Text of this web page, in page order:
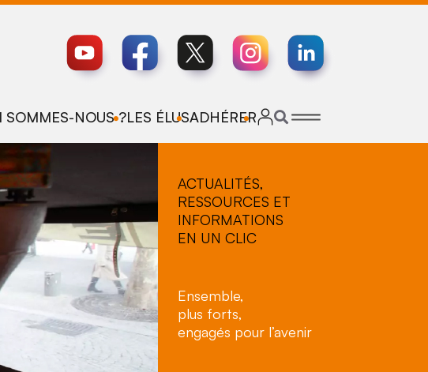
SOMMES-NOUS ?LES ÉLUSADHÉRER
ACTUALITÉS,
RESSOURCES ET
INFORMATIONS
EN UN CLIC
Ensemble,
plus forts,
engagés pour l’avenir